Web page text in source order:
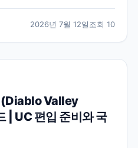
2026년 7월 12일조회 10
(Diablo Valley
| UC 편입 준비와 국